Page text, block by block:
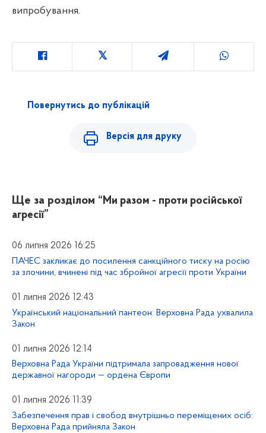
випробування.
Повернутись до публікацій
Версія для друку
Ще за розділом “Ми разом - проти російської
агресії”
06 липня 2026 16:25
ПАЧЕС закликає до посилення санкційного тиску на росію
за злочини, вчинені під час збройної агресії проти України
01 липня 2026 12:43
Український національний пантеон: Верховна Рада ухвалила
Закон
01 липня 2026 12:14
Верховна Рада України підтримала запровадження нової
державної нагороди — ордена Європи
01 липня 2026 11:39
Забезпечення прав і свобод внутрішньо переміщених осіб:
Верховна Рада прийняла Закон